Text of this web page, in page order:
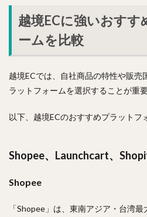
越境ECに強いおすす
ームを比較
越境ECでは、自社商品の特性や販
ラットフォームを選択することが重要
以下、越境ECのおすすめプラットフ
Shopee、Launchcart、
Shopee
「Shopee」は、東南アジア・台湾